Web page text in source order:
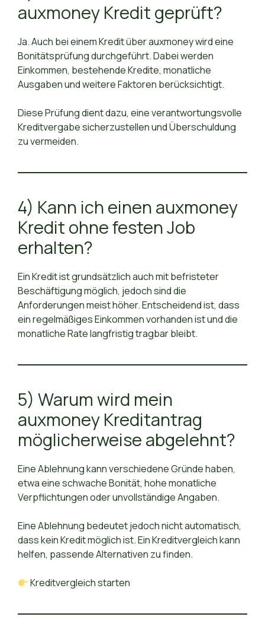
auxmoney Kredit geprüft?
Ja. Auch bei einem Kredit über auxmoney wird eine
Bonitätsprüfung durchgeführt. Dabei werden
Einkommen, bestehende Kredite, monatliche
Ausgaben und weitere Faktoren berücksichtigt.
Diese Prüfung dient dazu, eine verantwortungsvolle
Kreditvergabe sicherzustellen und Überschuldung
zu vermeiden.
4) Kann ich einen auxmoney
Kredit ohne festen Job
erhalten?
Ein Kredit ist grundsätzlich auch mit befristeter
Beschäftigung möglich, jedoch sind die
Anforderungen meist höher. Entscheidend ist, dass
ein regelmäßiges Einkommen vorhanden ist und die
monatliche Rate langfristig tragbar bleibt.
5) Warum wird mein
auxmoney Kreditantrag
möglicherweise abgelehnt?
Eine Ablehnung kann verschiedene Gründe haben,
etwa eine schwache Bonität, hohe monatliche
Verpflichtungen oder unvollständige Angaben.
Eine Ablehnung bedeutet jedoch nicht automatisch,
dass kein Kredit möglich ist. Ein Kreditvergleich kann
helfen, passende Alternativen zu finden.
Kreditvergleich starten